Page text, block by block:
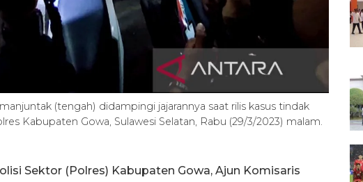
(tengah) didampingi jajarannya saat rilis kasus tindak
Kabupaten Gowa, Sulawesi Selatan, Rabu (29/3/2023) malam.
Sektor (Polres) Kabupaten Gowa, Ajun Komisaris